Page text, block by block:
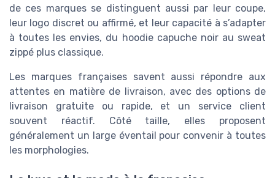
de ces marques se distinguent aussi par leur coupe,
leur logo discret ou affirmé, et leur capacité à s’adapter
à toutes les envies, du hoodie capuche noir au sweat
zippé plus classique.
Les marques françaises savent aussi répondre aux
attentes en matière de livraison, avec des options de
livraison gratuite ou rapide, et un service client
souvent réactif. Côté taille, elles proposent
généralement un large éventail pour convenir à toutes
les morphologies.